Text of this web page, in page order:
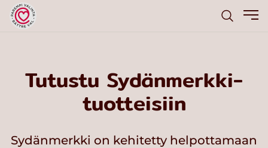
Tutustu Sydänmerkki-
tuotteisiin
Sydänmerkki on kehitetty helpottamaan